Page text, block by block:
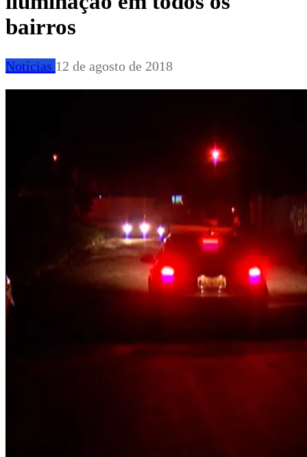
bairros
Notícias 12 de agosto de 2018